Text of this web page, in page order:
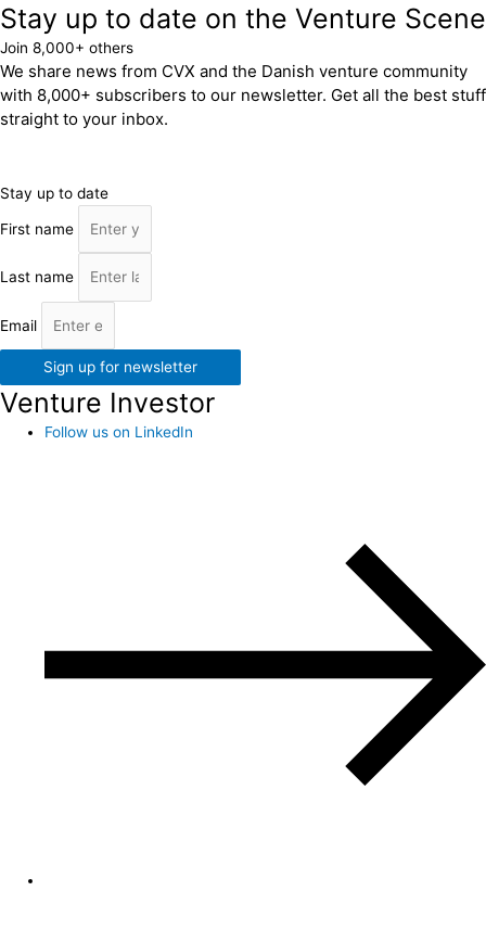
Stay up to date on the Venture Scene
Join 8,000+ others
We share news from CVX and the Danish venture community
with 8,000+ subscribers to our newsletter. Get all the best stuff
straight to your inbox.
Stay up to date
First name
Last name
Email
Sign up for newsletter
Venture Investor
Follow us on LinkedIn